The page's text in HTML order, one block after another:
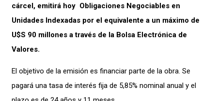
cárcel, emitirá hoy Obligaciones Negociables en
Unidades Indexadas por el equivalente a un máximo de
U$S 90 millones a través de la Bolsa Electrónica de
Valores.
El objetivo de la emisión es financiar parte de la obra. Se
pagará una tasa de interés fija de 5,85% nominal anual y el